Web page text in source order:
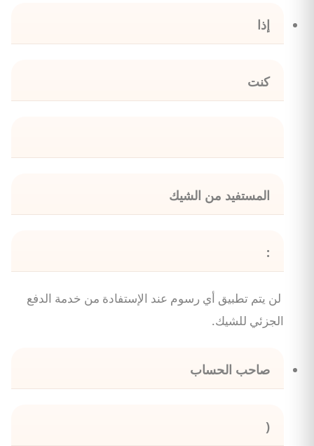
إذا
كنت
المستفيد من الشيك
:
لن يتم تطبيق أي رسوم عند الإستفادة من خدمة الدفع
الجزئي للشيك.
صاحب الحساب
(